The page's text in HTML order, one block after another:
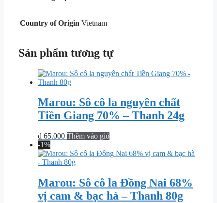
Country of Origin Vietnam
Sản phẩm tương tự
Marou: Sô cô la nguyên chất
Tiền Giang 70% – Thanh 24g
₫ 65.000 Thêm vào giỏ
-1%
Marou: Sô cô la Đồng Nai 68%
vị cam & bạc hà – Thanh 80g